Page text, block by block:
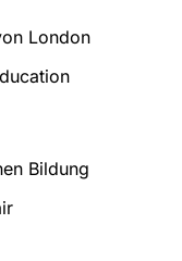
London
Bildung